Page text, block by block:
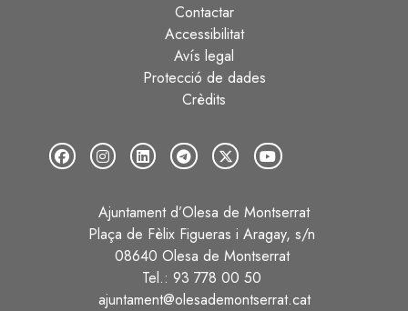
Contactar
Accessibilitat
Avís legal
Protecció de dades
Crèdits
Ajuntament d’Olesa de Montserrat
Plaça de Fèlix Figueras i Aragay, s/n
08640 Olesa de Montserrat
Tel.: 93 778 00 50
ajuntament@olesademontserrat.cat